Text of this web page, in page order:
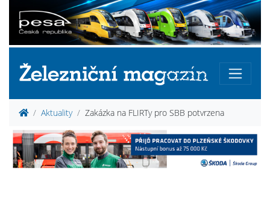
Aktuality Zakázka na FLIRTy pro SBB potvrzena